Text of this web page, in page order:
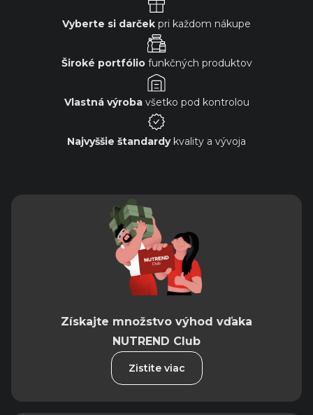
Vyberte si darček pri každom nákupe
Široké portfóliofunkčných produktov
Vlastná výrobavšetko pod kontrolou
Najvyššie štandardykvality a vývoja
Získajte množstvo výhod vďaka
NUTREND Club
Zistite viac